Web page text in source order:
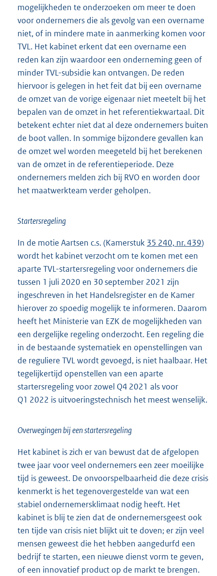
mogelijkheden te onderzoeken om meer te doen
voor ondernemers die als gevolg van een overname
niet, of in mindere mate in aanmerking komen voor
TVL. Het kabinet erkent dat een overname een
reden kan zijn waardoor een onderneming geen of
minder TVL-subsidie kan ontvangen. De reden
hiervoor is gelegen in het feit dat bij een overname
de omzet van de vorige eigenaar niet meetelt bij het
bepalen van de omzet in het referentiekwartaal. Dit
betekent echter niet dat al deze ondernemers buiten
de boot vallen. In sommige bijzondere gevallen kan
de omzet wel worden meegeteld bij het berekenen
van de omzet in de referentieperiode. Deze
ondernemers melden zich bij RVO en worden door
het maatwerkteam verder geholpen.
Startersregeling
In de motie Aartsen c.s. (Kamerstuk 35 240, nr. 439)
wordt het kabinet verzocht om te komen met een
aparte TVL-startersregeling voor ondernemers die
tussen 1 juli 2020 en 30 september 2021 zijn
ingeschreven in het Handelsregister en de Kamer
hierover zo spoedig mogelijk te informeren. Daarom
heeft het Ministerie van EZK de mogelijkheden van
een dergelijke regeling onderzocht. Een regeling die
in de bestaande systematiek en openstellingen van
de reguliere TVL wordt gevoegd, is niet haalbaar. Het
tegelijkertijd openstellen van een aparte
startersregeling voor zowel Q4 2021 als voor
Q1 2022 is uitvoeringstechnisch het meest wenselijk.
Overwegingen bij een startersregeling
Het kabinet is zich er van bewust dat de afgelopen
twee jaar voor veel ondernemers een zeer moeilijke
tijd is geweest. De onvoorspelbaarheid die deze crisis
kenmerkt is het tegenovergestelde van wat een
stabiel ondernemersklimaat nodig heeft. Het
kabinet is blij te zien dat de ondernemersgeest ook
ten tijde van crisis niet blijkt uit te doven; er zijn veel
mensen geweest die het hebben aangedurfd een
bedrijf te starten, een nieuwe dienst vorm te geven,
of een innovatief product op de markt te brengen.